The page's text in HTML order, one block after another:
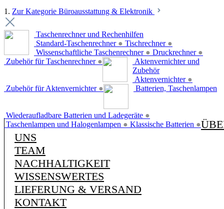
1. Zur Kategorie Büroausstattung & Elektronik
Taschenrechner und Rechenhilfen
Standard-Taschenrechner ● Tischrechner ●
Wissenschaftliche Taschenrechner ● Druckrechner ●
Zubehör für Taschenrechner ●
Aktenvernichter und
Zubehör
Aktenvernichter ●
Zubehör für Aktenvernichter ● Batterien, Taschenlampen
Wiederaufladbare Batterien und Ladegeräte ●
Taschenlampen und Halogenlampen ● Klassische Batterien ●
UNS
TEAM
NACHHALTIGKEIT
WISSENSWERTES
LIEFERUNG & VERSAND
KONTAKT